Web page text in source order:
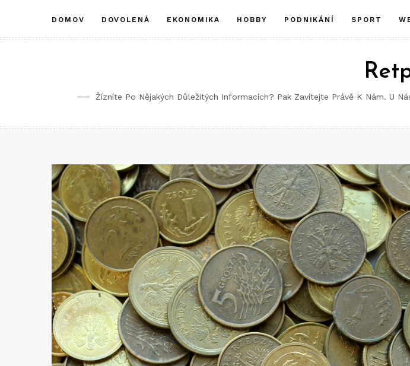
DOMOV DOVOLENÁ EKONOMIKA HOBBY PODNIKÁNÍ SPORT
Žízníte Po Nějakých Důležitých Informacích? Pak Zavítejte Právě K Nám. U